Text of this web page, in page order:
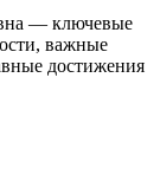
— ключевые
важные
достижения